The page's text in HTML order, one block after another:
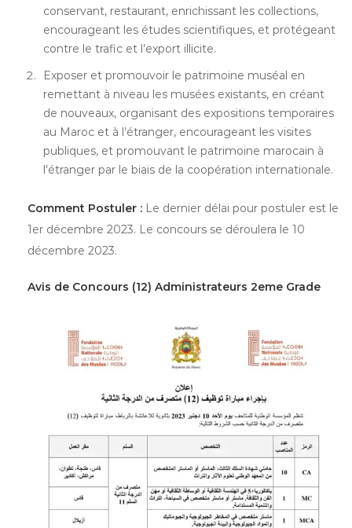
conservant, restaurant, enrichissant les collections,
encourageant les études scientifiques, et protégeant
contre le trafic et l’export illicite.
Exposer et promouvoir le patrimoine muséal en
remettant à niveau les musées existants, en créant
de nouveaux, organisant des expositions temporaires
au Maroc et à l’étranger, encourageant les visites
publiques, et promouvant le patrimoine marocain à
l’étranger par le biais de la coopération internationale.
Comment Postuler : Le dernier délai pour postuler est le
1er décembre 2023. Le concours se déroulera le 10
décembre 2023.
Avis de Concours (12) Administrateurs 2eme Grade